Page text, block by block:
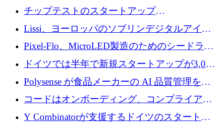
立したAIライティングのスタートアップが
1,300万ドルのシード投資を調達
チップテストのスタートアップ
QuantumDiamondsが株式資金で1,500万ユーロ
を調達
Lissi、ヨーロッパのソブリンデジタルアイデ
ンティティの未来を推進するために350万ユー
Pixel-Flo、MicroLED製造のためのシードラウ
ンドで525万ポンドを獲得
ドイツでは半年で新規スタートアップが3,000
社という記録を目の当たりにし、涙を流すハ
ンブルク
Polysense が食品メーカーの AI 品質管理を拡
張するために 1,070 万ドルを調達
コードはオンボーディング、コンプライアン
ス、支払いを統合するために 640 万ポンドを
Y Combinatorが支援するドイツのスタートア